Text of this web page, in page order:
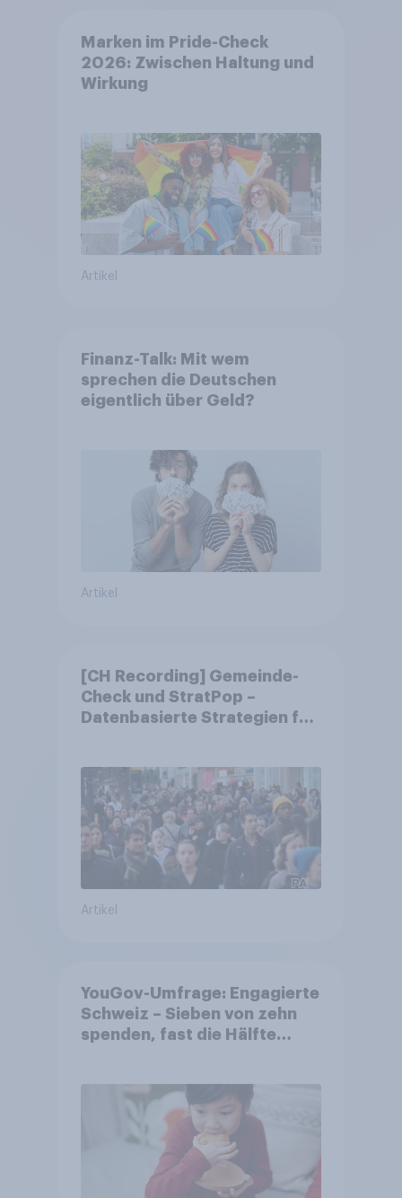
Marken im Pride-Check
2026: Zwischen Haltung und
Wirkung
Artikel
Finanz-Talk: Mit wem
sprechen die Deutschen
eigentlich über Geld?
Artikel
[CH Recording] Gemeinde-
Check und StratPop –
Datenbasierte Strategien für
Artikel
YouGov-Umfrage: Engagierte
Schweiz – Sieben von zehn
spenden, fast die Hälfte